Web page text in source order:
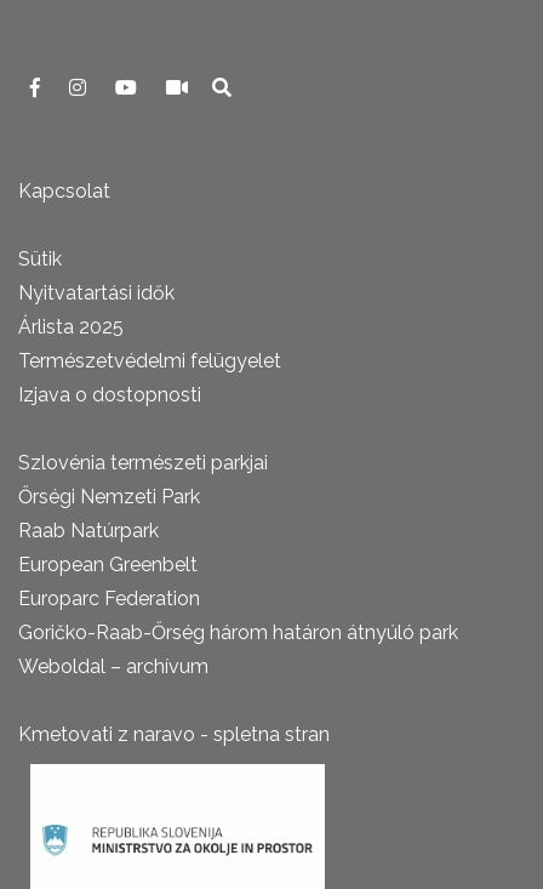
Kapcsolat
Sütik
Nyitvatartási idők
Árlista 2025
Természetvédelmi felügyelet
Izjava o dostopnosti
Szlovénia természeti parkjai
Őrségi Nemzeti Park
Raab Natúrpark
European Greenbelt
Europarc Federation
Goričko-Raab-Őrség három határon átnyúló park
Weboldal – archívum
Kmetovati z naravo - spletna stran